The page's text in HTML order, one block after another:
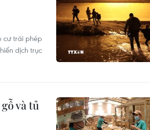
cư trái phép
dịch trục
và tủ